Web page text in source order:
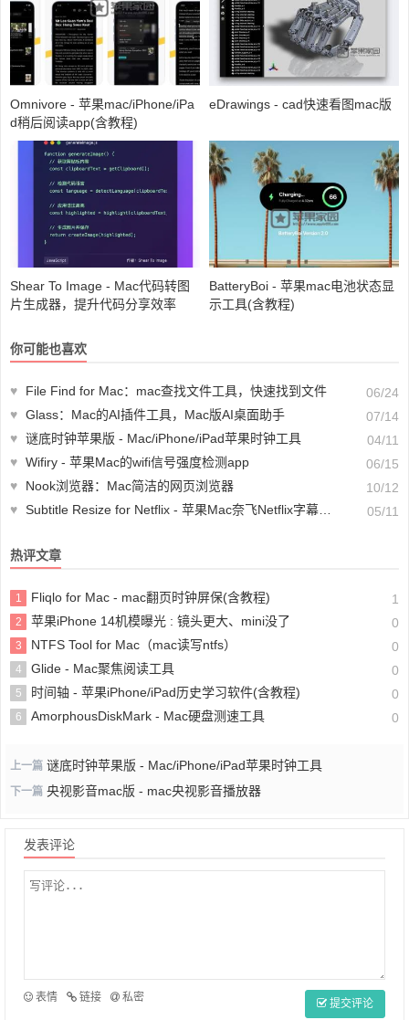
Omnivore - 苹果mac/iPhone/iPa
d稍后阅读app(含教程)
eDrawings - cad快速看图mac版
Shear To Image - Mac代码转图
片生成器，提升代码分享效率
BatteryBoi - 苹果mac电池状态显
示工具(含教程)
你可能也喜欢
♥ File Find for Mac：mac查找文件工具，快速找到文件
06/24
♥ Glass：Mac的AI插件工具，Mac版AI桌面助手
07/14
♥ 谜底时钟苹果版 - Mac/iPhone/iPad苹果时钟工具
04/11
♥ Wifiry - 苹果Mac的wifi信号强度检测app
06/15
♥
Nook浏览器：Mac简洁的网页浏览器
10/12
♥ Subtitle Resize for Netflix - 苹果Mac奈飞Netflix字幕大小设置工具 05/11
热评文章
1 Fliqlo for Mac - mac翻页时钟屏保(含教程) 1
2 苹果iPhone 14机模曝光 : 镜头更大、mini没了 0
3 NTFS Tool for Mac（mac读写ntfs） 0
4 Glide - Mac聚焦阅读工具 0
5 时间轴 - 苹果iPhone/iPad历史学习软件(含教程) 0
6 AmorphousDiskMark - Mac硬盘测速工具 0
上一篇 谜底时钟苹果版 - Mac/iPhone/iPad苹果时钟工具
下一篇 央视影音mac版 - mac央视影音播放器
发表评论
表情 链接 私密 提交评论